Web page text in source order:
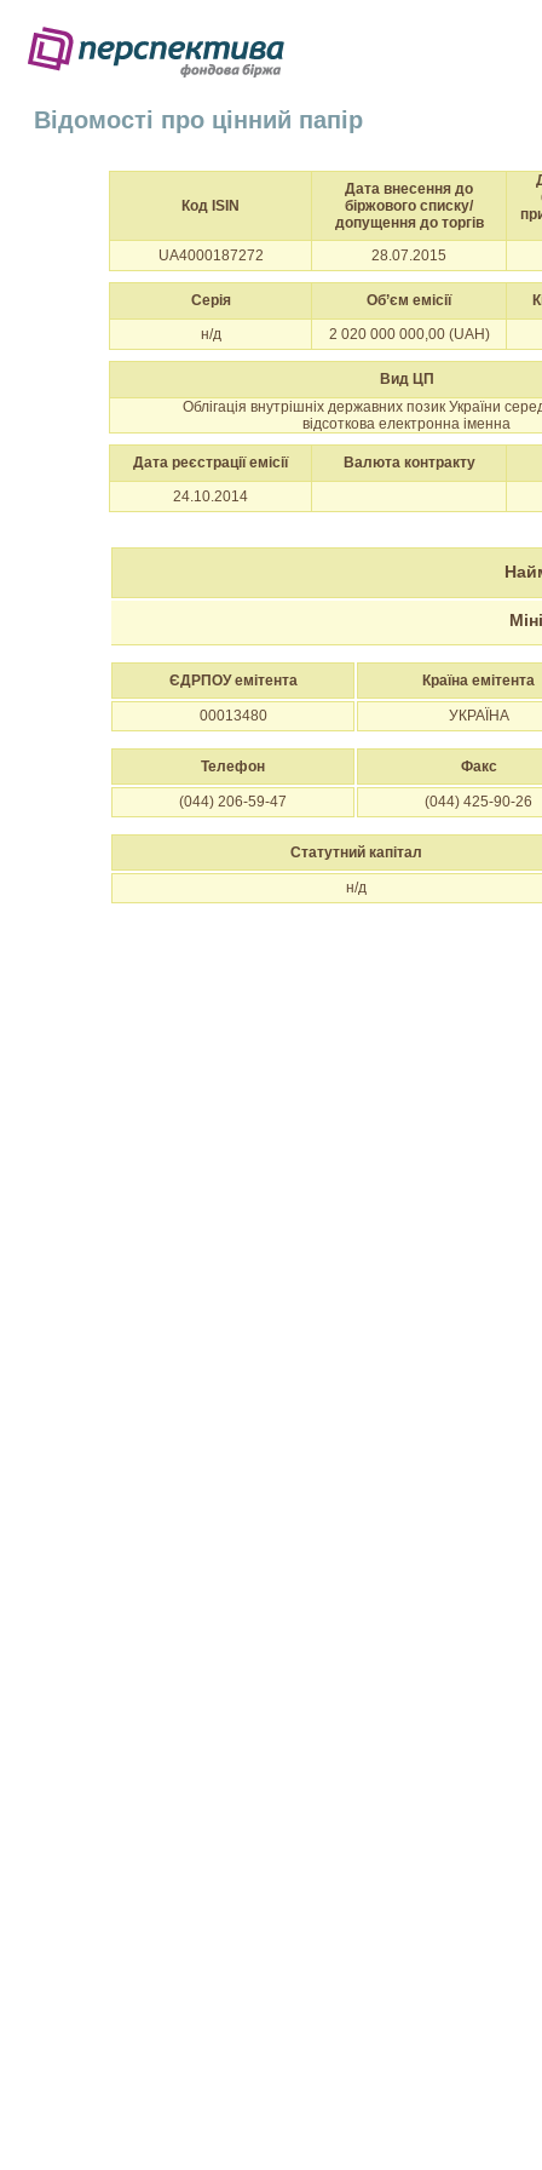
Відомості про цінний папір
Код ISIN
Дата внесення до
біржового списку/
допущення до торгів
UA4000187272 28.07.2015
Серія Об’єм емісії
н/д
2 020 000 000,00 (UAH)
Вид ЦП
Облігація внутрішніх державних позик України
відсоткова електронна іменна
Дата реєстрації емісії
Валюта контракту
24.10.2014
ЄДРПОУ емітента Країна емітента
00013480 УКРАЇНА
Телефон Факс
(044) 206-59-47 (044) 425-90-26
Статутний капітал
н/д